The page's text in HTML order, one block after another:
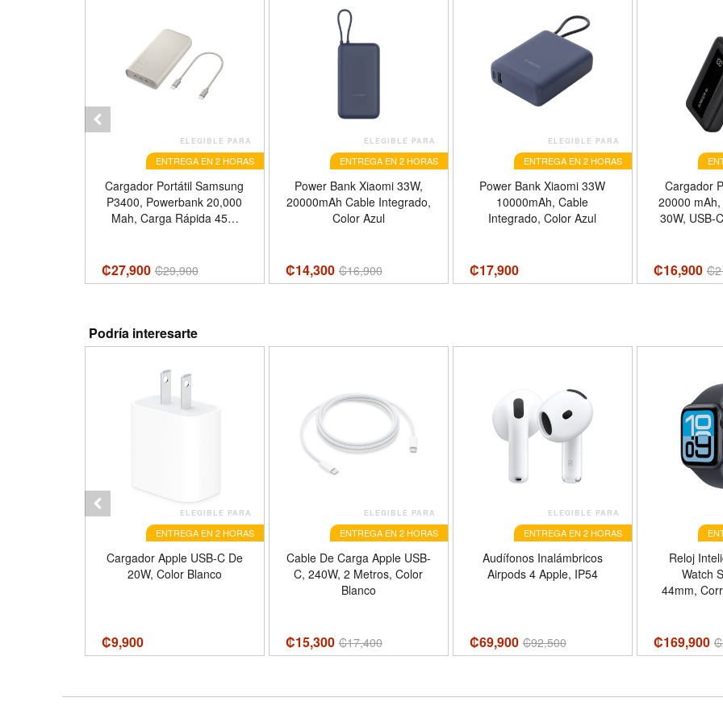
ELEGIBLE PARA
ENTREGA EN 2 HORAS
Cargador Portátil Samsung
P3400, Powerbank 20,000
Mah, Carga Rápida 45W
₡27,900 ₡29,900
ELEGIBLE PARA
ENTREGA EN 2 HORAS
Power Bank Xiaomi 33W,
20000mAh Cable Integrado,
Color Azul
₡14,300 ₡16,900
ELEGIBLE PARA
ENTREGA EN 2 HORAS
Power Bank Xiaomi 33W
10000mAh, Cable
Integrado, Color Azul
₡17,900
Cargador
20000
30W, USB-
₡16,900 ₡
Podría interesarte
ELEGIBLE PARA
ENTREGA EN 2 HORAS
Cargador Apple USB-C De
20W, Color Blanco
₡9,900
ELEGIBLE PARA
ENTREGA EN 2 HORAS
Cable De Carga Apple USB-
C, 240W, 2 Metros, Color
Blanco
₡15,300 ₡17,400
ELEGIBLE PARA
ENTREGA EN 2 HORAS
Audífonos Inalámbricos
Airpods 4 Apple, IP54
₡69,900 ₡92,500
Reloj
Watch
44mm,
₡169,900 ₡